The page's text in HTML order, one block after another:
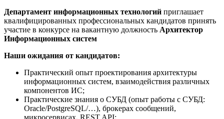
Департамент информационных технологий приглашает
квалифицированных профессиональных кандидатов принять
участие в конкурсе на вакантную должность Архитектор
Информационных систем
Наши ожидания от кандидатов:
Практический опыт проектирования архитектуры
информационных систем, взаимодействия различных
компонентов ИС;
Практические знания о СУБД (опыт работы с СУБД:
Oracle/PostgreSQL/…), брокерах сообщений,
микросервисах, REST API;